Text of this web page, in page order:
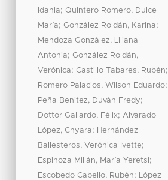
Idania;Quintero Romero, Dulce
María;González Roldán, Karina;
Mendoza González, Liliana
Antonia;González Roldán,
Verónica;Castillo Tabares, Rubén;
Romero Palacios, Wilson Eduardo;
Peña Benitez, Duván Fredy;
Dottor Gallardo, Félix; Alvarado
López, Chyara; Hernández
Ballesteros, Verónica Ivette;
Espinoza Millán, María Yeretsi;
Escobedo Cabello, Rubén; López